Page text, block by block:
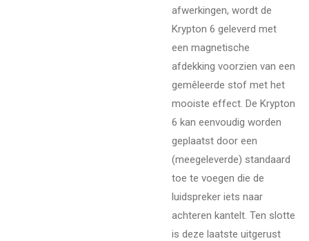
afwerkingen, wordt de
Krypton 6 geleverd met
een magnetische
afdekking voorzien van een
gemêleerde stof met het
mooiste effect. De Krypton
6 kan eenvoudig worden
geplaatst door een
(meegeleverde) standaard
toe te voegen die de
luidspreker iets naar
achteren kantelt. Ten slotte
is deze laatste uitgerust